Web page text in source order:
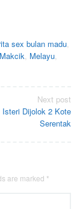
sex bulan madu,
Makcik, Melayu,
Next post
Isteri Dijolok 2 Kote
Serentak
are marked *